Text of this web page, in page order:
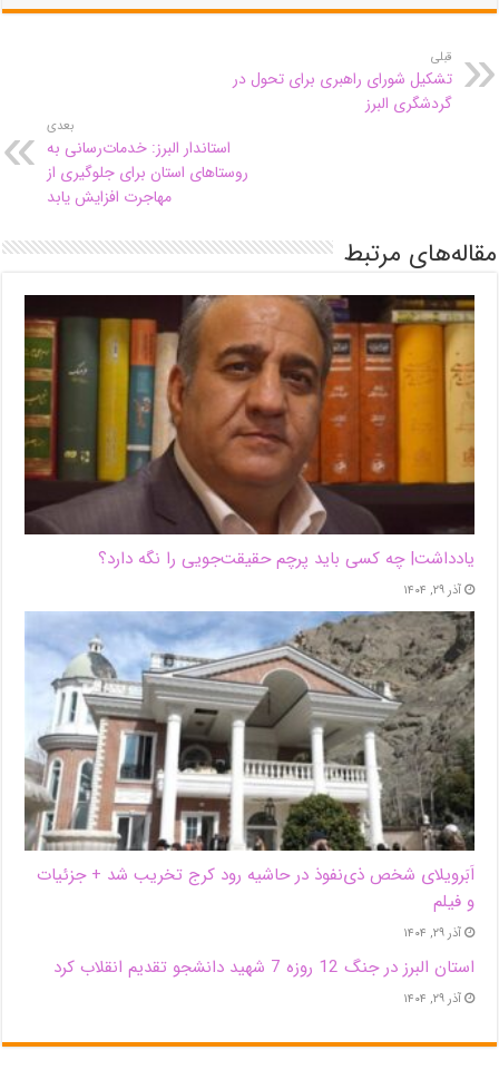
قبلی
تشکیل شورای راهبری برای تحول در
گردشگری البرز
بعدی
استاندار البرز: خدمات‌رسانی به
روستاهای استان برای جلوگیری از
مهاجرت افزایش یابد
مقاله‌های مرتبط
یادداشت| ‌چه کسی باید پرچم حقیقت‌جویی را نگه دارد؟
آذر ۲۹, ۱۴۰۴
اَبَر‌ویلای شخص ذی‌نفوذ در حاشیه‌ رود کرج تخریب شد + جزئیات
و فیلم
آذر ۲۹, ۱۴۰۴
استان البرز در جنگ 12 روزه 7 شهید دانشجو تقدیم انقلاب کرد
آذر ۲۹, ۱۴۰۴